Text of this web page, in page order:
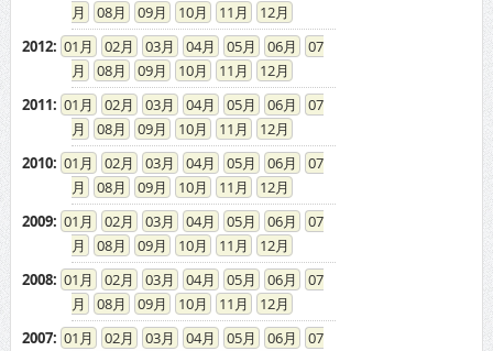
08
09 10 11
12
2012: 01 02 03 04 05 06
07
08
09 10 11
12
2011: 01 02 03 04 05 06
07
08
09 10 11
12
2010: 01 02 03 04 05 06
07
08
09 10 11
12
2009: 01 02 03 04 05 06
07
08
09 10 11
12
2008: 01 02 03 04 05 06
07
08
09 10 11
12
2007: 01 02 03 04 05 06
07